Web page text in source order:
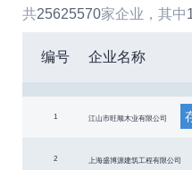
共25625570家企业， 其中
编号 企业名称
1 江山市旺顺木业有限公司
2 上海盛博源建筑工程有限公司